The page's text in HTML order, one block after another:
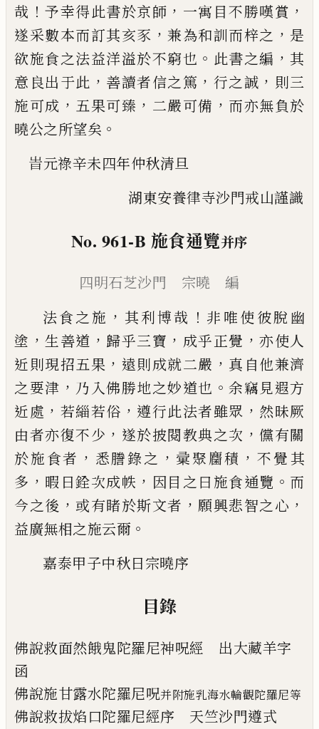
哉 ！ 予幸得此書於京師 ， 一寓目不勝嘆賞 ，
遂采數本而訂其亥豕 ， 兼為和訓而梓之 ， 是
欲施食之法益洋溢於不窮也 。 此書之編 ， 其
意良出于此 ， 善讀者信之篤 ， 行之誠 ， 則三
施可成 ， 五果可臻 ， 二嚴可備 ， 而亦無負於
曉公之所望矣 。
旹元祿辛未四年仲秋清旦
湖東安養律寺沙門戒山謹識
No. 961-B 施食通覽并序
四明石芝沙門 宗曉 編
法食之施 ， 其利博哉 ！ 非唯使彼脫幽
塗 ， 生善道 ， 歸乎三寶 ， 成乎正覺 ， 亦使人
近則現招五果 ， 遠則成就二嚴 ， 真自他兼濟
之要津 ， 乃入佛勝地之妙道也 。 余竊 見遐方
近處 ， 若緇若俗 ， 遵行此法者雖眾 ， 然昧厥
由者亦復不少 ， 遂於披閱教典之次 ， 儻有關
於施食者 ， 悉謄錄之 ， 彚聚麕積 ， 不覺其
多 ， 暇日銓次成帙 ， 因目 之曰施食通覽 。 而
今之後 ， 或有睹於斯文者 ， 願興悲智之心 ，
益廣無相之施云爾 。
嘉泰甲子中秋日宗曉序
目錄
佛說救面然餓鬼陀羅尼神呪經 出大藏羊字
函
佛說施甘露水陀羅尼呪并附施乳海水輪觀陀羅尼等
佛說救拔焰口陀羅尼經序 天竺沙門遵式